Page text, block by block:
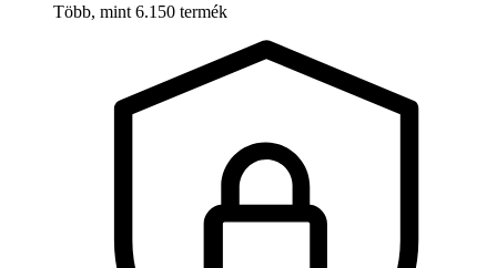
Több, mint 6.150 termék